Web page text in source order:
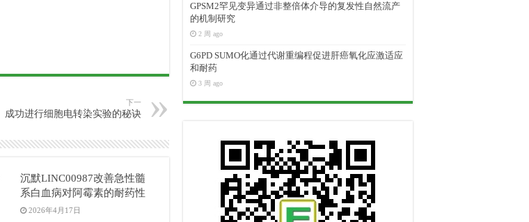
下一
成功进行细胞电转染实验的秘诀
沉默LINC00987改善急性髓
系白血病对阿霉素的耐药性
2026年4月17日
GPSM2罕见变异通过非整倍体介导的复发性自然流产
的机制研究
2 周 ago
G6PD SUMO化通过代谢重编程促进肝癌氧化应激适应
和耐药
3 周 ago